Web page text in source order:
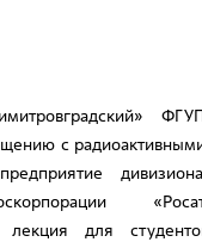
с
дивизиона
лекция для